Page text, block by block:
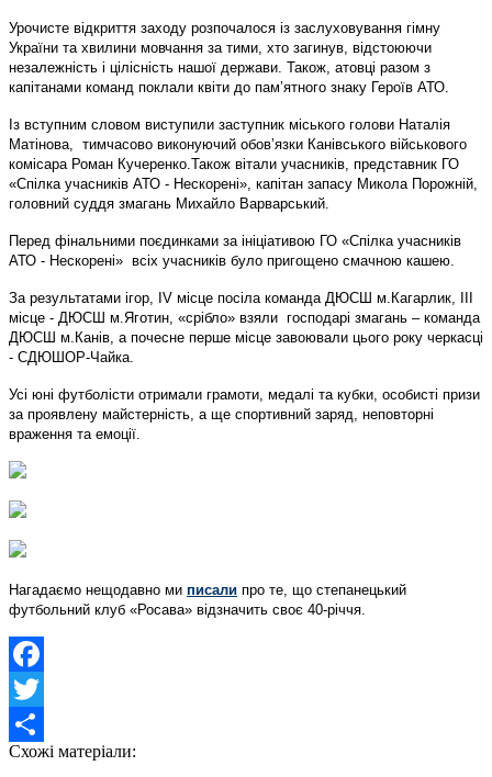
Урочисте відкриття заходу розпочалося із заслуховування гімну
України та хвилини мовчання за тими, хто загинув, відстоюючи
незалежність і цілісність нашої держави. Також, атовці разом з
капітанами команд поклали квіти до пам’ятного знаку Героїв АТО.
Із вступним словом виступили заступник міського голови Наталія
Матінова, тимчасово виконуючий обов’язки Канівського військового
комісара Роман Кучеренко.Також вітали учасників, представник ГО
«Спілка учасників АТО - Нескорені», капітан запасу Микола Порожній,
головний суддя змагань Михайло Варварський.
Перед фінальними поєдинками за ініціативою ГО «Спілка учасників
АТО - Нескорені» всіх учасників було пригощено смачною кашею.
За результатами ігор, IV місце посіла команда ДЮСШ м.Кагарлик, ІІІ
місце - ДЮСШ м.Яготин, «срібло» взяли господарі змагань – команда
ДЮСШ м.Канів, а почесне перше місце завоювали цього року черкасці
- СДЮШОР-Чайка.
Усі юні футболісти отримали грамоти, медалі та кубки, особисті призи
за проявлену майстерність, а ще спортивний заряд, неповторні
враження та емоції.
Нагадаємо нещодавно ми писали про те, що степанецький
футбольний клуб «Росава» відзначить своє 40-річчя.
Facebook
Twitter
Share
Схожі матеріали: